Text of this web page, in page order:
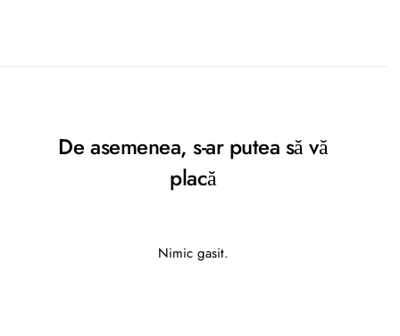
De asemenea, s-ar putea să vă
placă
Nimic gasit.